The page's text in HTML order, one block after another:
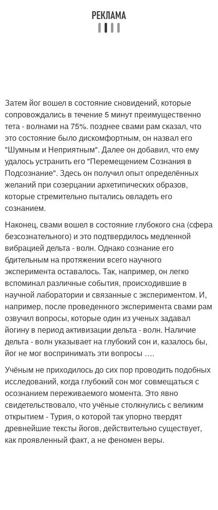
Затем йог вошел в состояние сновидений, которые
сопровождались в течение 5 минут преимущественно
тета - волнами на 75%. позднее свами рам сказал, что
это состояние было дискомфортным, он назвал его
"Шумным и Неприятным". Далее он добавил, что ему
удалось устранить его "Перемещением Сознания в
Подсознание". Здесь он получил опыт определённых
желаний при созерцании архетипических образов,
которые стремительно пытались овладеть его
сознанием.
Наконец, свами вошел в состояние глубокого сна (сфера
безсознательного) и это подтвердилось медленной
вибрацией дельта - волн. Однако сознание его
бдительным на протяжении всего научного
эксперимента оставалось. Так, например, он легко
вспоминал различные события, происходившие в
научной лаборатории и связанные с экспериментом. И,
например, после проведенного эксперимента свами рам
озвучил вопросы, которые один из ученых задавал
йогину в период активизации дельта - волн. Наличие
дельта - волн указывает на глубокий сон и, казалось бы,
йог не мог воспринимать эти вопросы ….
Учёным не приходилось до сих пор проводить подобных
исследований, когда глубокий сон мог совмещаться с
осознанием переживаемого момента. Это явно
свидетельствовало, что учёные столкнулись с великим
открытием - Турия, о которой так упорно твердят
древнейшие тексты йогов, действительно существует,
как проявленный факт, а не феномен веры.